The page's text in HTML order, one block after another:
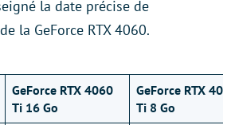
la date précise de
la GeForce RTX 4060.
GeForce RTX 4060
Ti 16 Go
GeForce RTX
Ti 8 Go